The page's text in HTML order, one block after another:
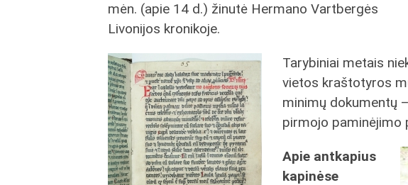
mėn. (apie 14 d.) žinutė Hermano Vartbergės
Livonijos kronikoje.
Tarybiniai metais
vietos kraštotyros
minimų dokumentų
pirmojo paminėjimo
Apie antkapius
kapinėse